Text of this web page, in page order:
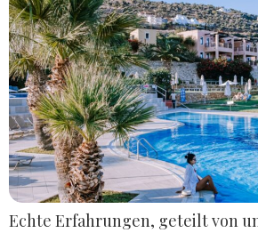
Echte Erfahrungen, geteilt von